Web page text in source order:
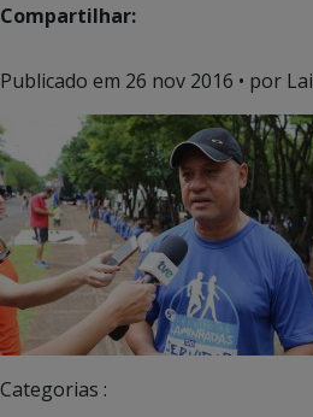
Compartilhar:
Publicado em 26 nov 2016 • por
Categorias :